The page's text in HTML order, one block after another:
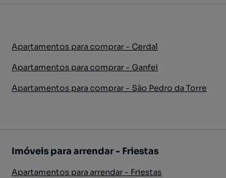
Apartamentos para comprar - Cerdal
Apartamentos para comprar - Ganfei
Apartamentos para comprar - São Pedro da Torre
Imóveis para arrendar - Friestas
Apartamentos para arrendar - Friestas